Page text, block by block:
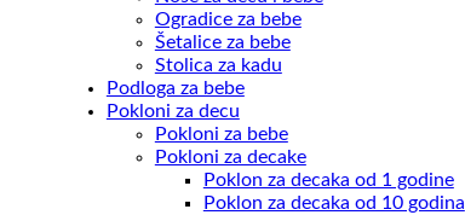
Ogradice za bebe
Šetalice za bebe
Stolica za kadu
Podloga za bebe
Pokloni za decu
Pokloni za bebe
Pokloni za decake
Poklon za decaka od 1 godine
Poklon za decaka od 10 godina